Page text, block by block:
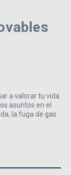
a valorar tu vida.
asuntos en el
la fuga de gas